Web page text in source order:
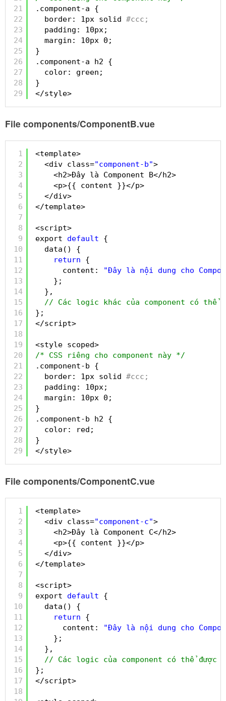
21
22
23
24
25
26
27
28
29
.component-a {
border: 1px solid #ccc;
padding: 10px;
margin: 10px 0;
}
.component-a h2 {
color: green;
}
</style>
File components/ComponentB.vue
1
2
3
4
5
6
7
8
9
10
11
12
13
14
15
16
17
18
19
20
21
22
23
24
25
26
27
28
29
<template>
<div class="component-b">
<h2>Đây là Component B</h2>
<p>{{ content }}</p>
</div>
</template>
<script>
export default
{
data() {
return
{
content:
"Đây là nội dung cho
};
},
// Các logic khác của component có thể
};
</script>
<style scoped>
/* CSS riêng cho component này */
.component-b {
border: 1px solid #ccc;
padding: 10px;
margin: 10px 0;
}
.component-b h2 {
color: red;
}
</style>
File components/ComponentC.vue
1
2
3
4
5
6
7
8
9
10
11
12
13
14
15
16
17
18
<template>
<div class="component-c">
<h2>Đây là Component C</h2>
<p>{{ content }}</p>
</div>
</template>
<script>
export default
{
data() {
return
{
content:
"Đây là nội dung cho
};
},
// Các logic của component có thể được
};
</script>